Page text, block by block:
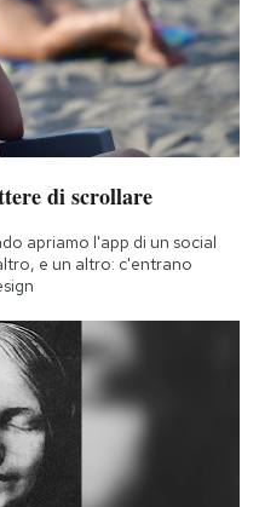
di scrollare
apriamo l'app di un social
e un altro: c'entrano